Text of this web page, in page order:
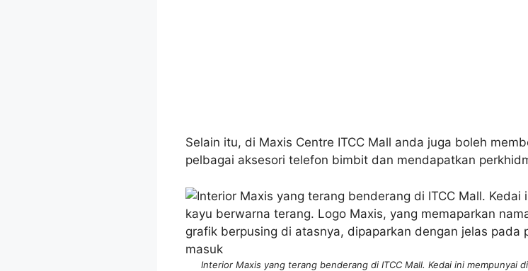
Selain itu, di Maxis Centre ITCC Mall anda juga boleh
pelbagai aksesori telefon bimbit dan mendapatkan
Interior Maxis yang terang benderang di ITCC Mall. Kedai ini mempunyai